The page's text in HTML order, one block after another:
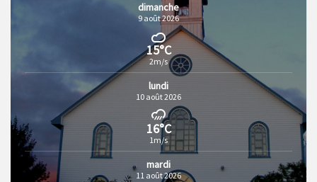
dimanche
9 août 2026
15°C
2m/s
lundi
10 août 2026
16°C
1m/s
mardi
11 août 2026